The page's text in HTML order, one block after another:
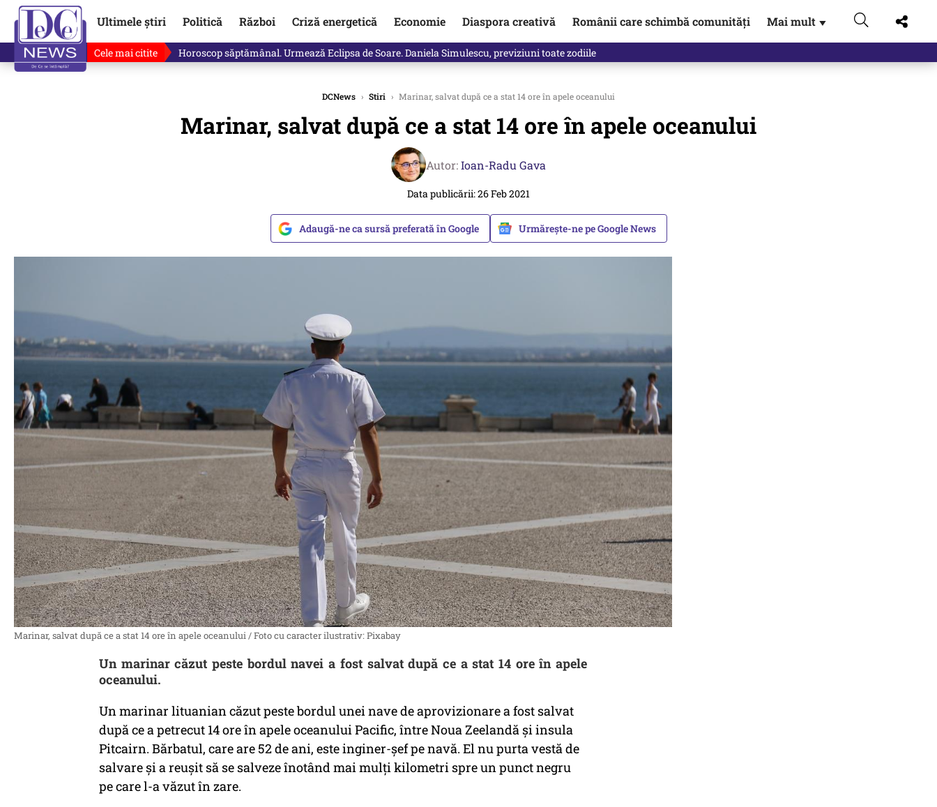
Ultimele știri Politică Război Criză energetică Economie Diaspora creativă Românii care schimbă comunități Mai mult ▼
Cele mai citite Horoscop săptămânal. Urmează Eclipsa de Soare. Daniela Simulescu, previziuni toate zodiile
DCNews › Stiri › Marinar, salvat după ce a stat 14 ore în apele oceanului
Marinar, salvat după ce a stat 14 ore în apele oceanului
Autor:Ioan-Radu Gava
Data publicării: 26 Feb 2021
Adaugă-ne ca sursă preferată în Google Urmărește-ne pe Google News
Marinar, salvat după ce a stat 14 ore în apele oceanului / Foto cu caracter ilustrativ: Pixabay
Un marinar căzut peste bordul navei a fost salvat după ce a stat 14 ore în apele
oceanului.
Un marinar lituanian căzut peste bordul unei nave de aprovizionare a fost salvat
după ce a petrecut 14 ore în apele oceanului Pacific, între Noua Zeelandă şi insula
Pitcairn. Bărbatul, care are 52 de ani, este inginer-șef pe navă. El nu purta vestă de
salvare și a reușit să se salveze înotând mai mulți kilometri spre un punct negru
pe care l-a văzut în zare.